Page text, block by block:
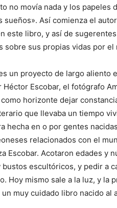
no movía nada y los papeles
sueños». Así comienza el
este libro, y así de
sobre sus propias vidas por
es un proyecto de largo
Escobar, el fotógrafo
horizonte dejar
que llevaba un tiempo
hecha en o por gentes
relacionados con el
Escobar. Acotaron edades y
escultóricos, y pedir a
Hoy mismo sale a la luz, y la
muy cuidado libro nacido al